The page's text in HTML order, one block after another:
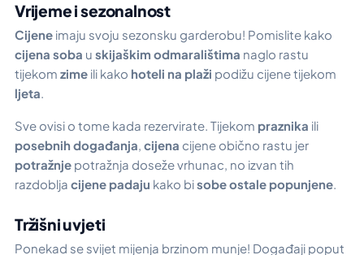
Vrijeme i sezonalnost
Cijene imaju svoju sezonsku garderobu! Pomislite kako
cijena soba u skijaškim odmaralištima naglo rastu
tijekom zime ili kako hoteli na plaži podižu cijene tijekom
ljeta.
Sve ovisi o tome kada rezervirate. Tijekom praznika ili
posebnih događanja, cijena cijene obično rastu jer
potražnje potražnja doseže vrhunac, no izvan tih
razdoblja cijene padaju kako bisobe ostale popunjene.
Tržišni uvjeti
Ponekad se svijet mijenja brzinom munje! Događaji poput